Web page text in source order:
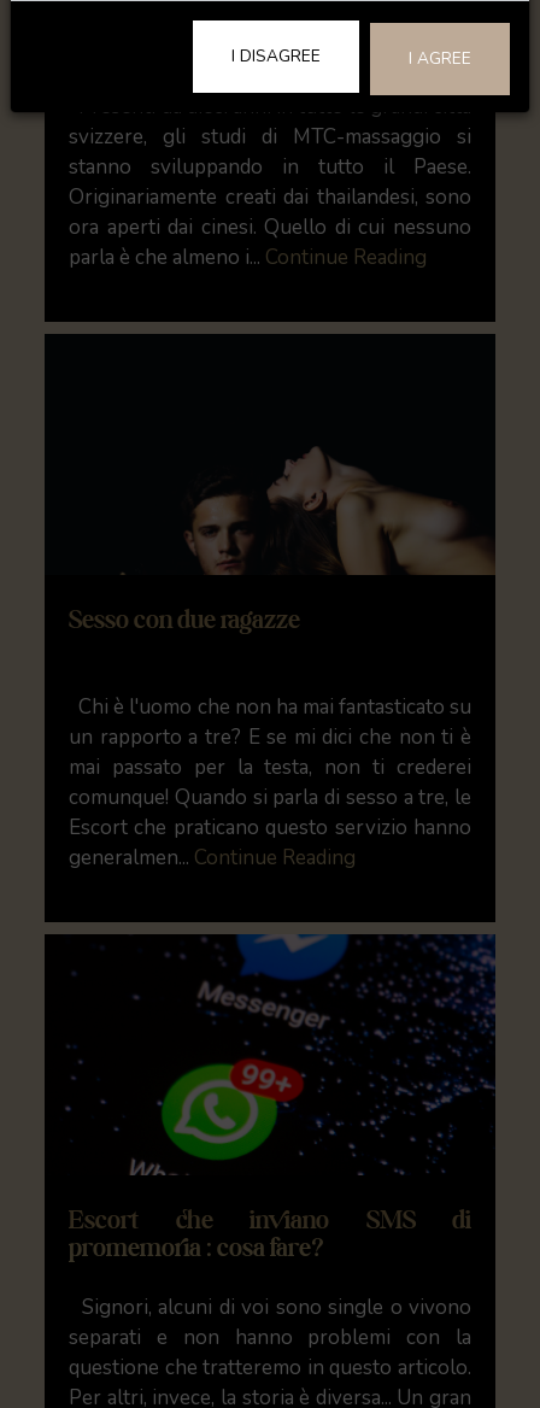
Thai Massage/TCM in Svizzera : Cosa
succede davvero dietro le quinte?
Presenti da dieci anni in tutte le grandi città
svizzere, gli studi di MTC-massaggio si
stanno sviluppando in tutto il Paese.
Originariamente creati dai thailandesi, sono
ora aperti dai cinesi. Quello di cui nessuno
parla è che almeno i... Continue Reading
Sesso con due ragazze
Chi è l'uomo che non ha mai fantasticato su
un rapporto a tre? E se mi dici che non ti è
mai passato per la testa, non ti crederei
comunque! Quando si parla di sesso a tre, le
Escort che praticano questo servizio hanno
generalmen... Continue Reading
Escort che inviano SMS di
promemoria : cosa fare?
Signori, alcuni di voi sono single o vivono
separati e non hanno problemi con la
questione che tratteremo in questo articolo.
Per altri, invece, la storia è diversa... Un gran
I DISAGREE I AGREE